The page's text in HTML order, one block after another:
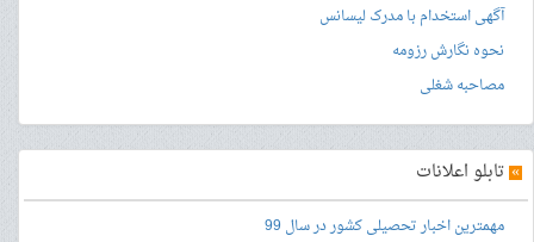
آگهی استخدام با مدرک لیسانس
نحوه نگارش رزومه
مصاحبه شغلی
» تابلو اعلانات
مهمترین اخبار تحصیلی کشور در سال 99